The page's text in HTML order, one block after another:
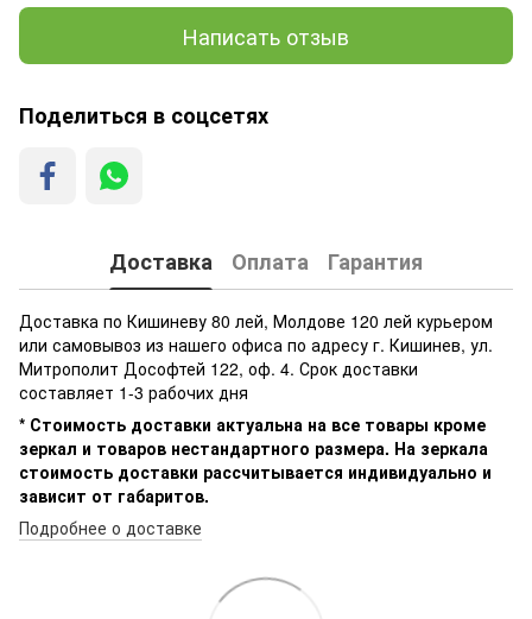
Написать отзыв
Поделиться в соцсетях
Доставка Оплата Гарантия
Доставка по Кишиневу 80 лей, Молдове 120 лей курьером
или самовывоз из нашего офиса по адресу г. Кишинев, ул.
Митрополит Дософтей 122, оф. 4. Срок доставки
составляет 1-3 рабочих дня
* Стоимость доставки актуальна на все товары кроме
зеркал и товаров нестандартного размера. На зеркала
стоимость доставки рассчитывается индивидуально и
зависит от габаритов.
Подробнее о доставке